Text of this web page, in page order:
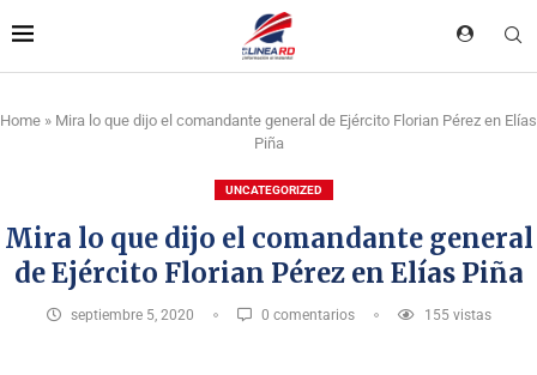
Home » Mira lo que dijo el comandante general de Ejército Florian Pérez en Elías
Piña
UNCATEGORIZED
Mira lo que dijo el comandante general
de Ejército Florian Pérez en Elías Piña
septiembre 5, 2020 0 comentarios 155 vistas